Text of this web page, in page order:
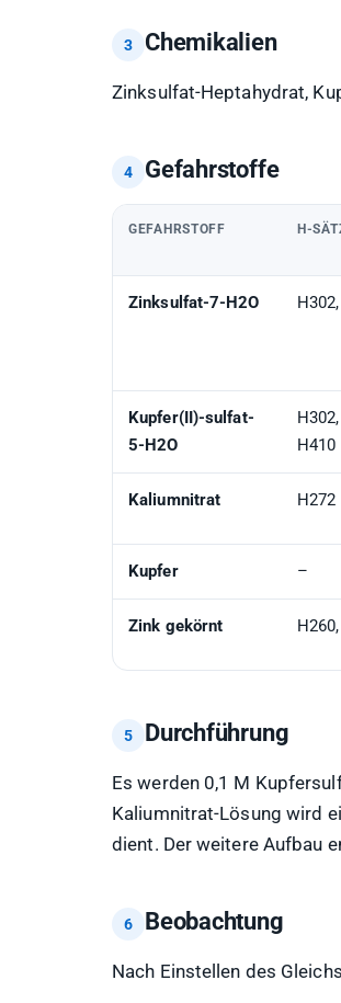
Chemikalien
Zinksulfat-Heptahydrat,
Gefahrstoffe
GEFAHRSTOFF H-
Zinksulfat-7-H2O
Kupfer(II)-sulfat-
5-H2O
H410
Kaliumnitrat H272
Kupfer –
Zink gekörnt
Durchführung
Es werden 0,1 M
Kaliumnitrat-Lösung wird
dient. Der weitere Aufbau
Beobachtung
Nach Einstellen des